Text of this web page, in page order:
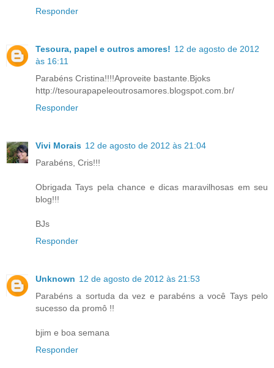
Responder
Tesoura, papel e outros amores! 12 de agosto de 2012
às 16:11
Parabéns Cristina!!!!Aproveite bastante.Bjoks
http://tesourapapeleoutrosamores.blogspot.com.br/
Responder
Vivi Morais 12 de agosto de 2012 às 21:04
Parabéns, Cris!!!
Obrigada Tays pela chance e dicas maravilhosas em seu
blog!!!
BJs
Responder
Unknown 12 de agosto de 2012 às 21:53
Parabéns a sortuda da vez e parabéns a você Tays pelo
sucesso da promô !!
bjim e boa semana
Responder